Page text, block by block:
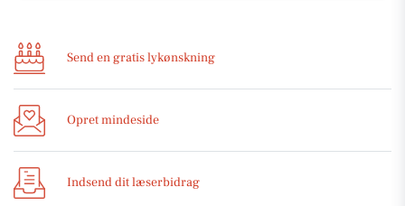
Send en gratis lykønskning
Opret mindeside
Indsend dit læserbidrag